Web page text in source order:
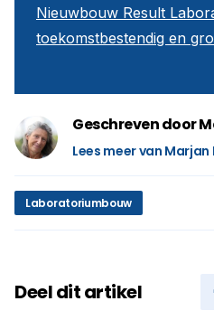
Nieuwbouw Result
toekomstbestendig en
Geschreven door
Lees meer van
Laboratoriumbouw
Deel dit artikel